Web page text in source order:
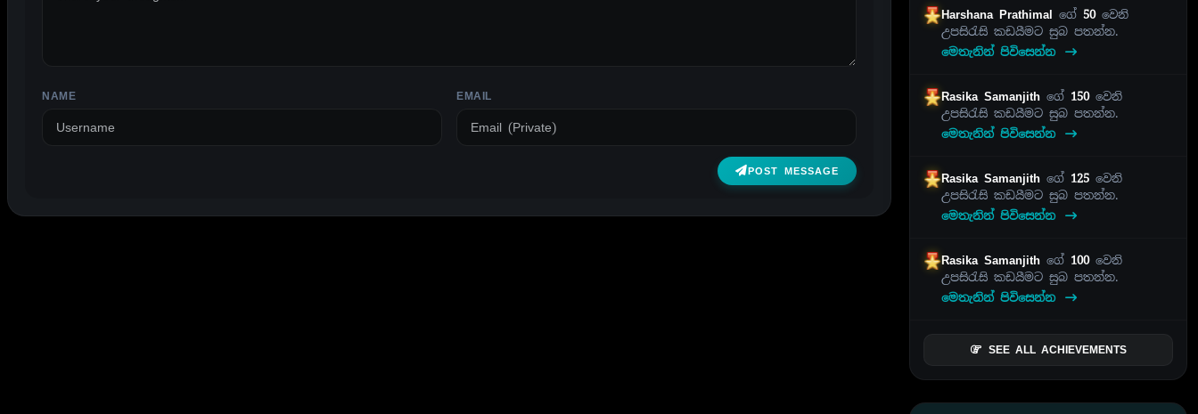
NAME EMAIL
POST MESSAGE
Harshana Prathimal ගේ 50වෙනි
උපසිරැසි කඩයීමට සුබ පතන්න.
මෙතැනින් පිවිසෙන්න
Rasika Samanjithගේ 150වෙනි
උපසිරැසි කඩයීමට සුබ පතන්න.
මෙතැනින් පිවිසෙන්න
Rasika Samanjithගේ 125 වෙනි
උපසිරැසි කඩයීමට සුබ පතන්න.
මෙතැනින් පිවිසෙන්න
Rasika Samanjithගේ 100වෙනි
උපසිරැසි කඩයීමට සුබ පතන්න.
මෙතැනින් පිවිසෙන්න
SEE ALL ACHIEVEMENTS